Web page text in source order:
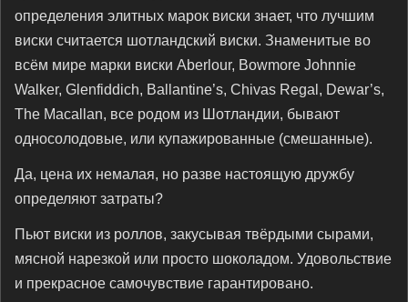
определения элитных марок виски знает, что лучшим
виски считается шотландский виски. Знаменитые во
всём мире марки виски Aberlour, Bowmore Johnnie
Walker, Glenfiddich, Ballantine’s, Chivas Regal, Dewar’s,
The Macallan, все родом из Шотландии, бывают
односолодовые, или купажированные (смешанные).
Да, цена их немалая, но разве настоящую дружбу
определяют затраты?
Пьют виски из роллов, закусывая твёрдыми сырами,
мясной нарезкой или просто шоколадом. Удовольствие
и прекрасное самочувствие гарантировано.